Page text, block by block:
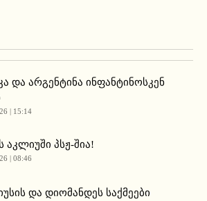
და არგენტინა ინფანტინოსკენ
| 15:14
აკლიუში პსჟ-შია!
| 08:46
და დიომანდეს საქმეები